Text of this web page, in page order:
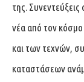
της.
νέα από τον
και των τεχνών,
καταστάσεων